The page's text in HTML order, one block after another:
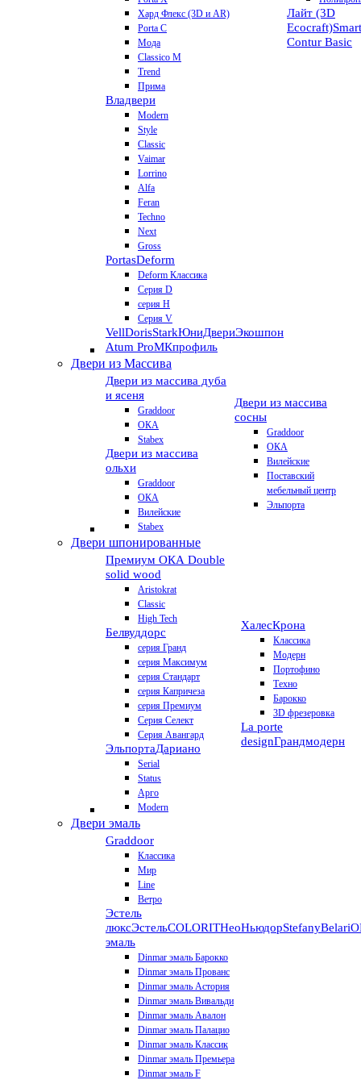
Хард Флекс (3D и AR)
Porta C
Мода
Classico M
Trend
Прима
Владвери
Modern
Style
Classic
Vaimar
Lorrino
Alfa
Feran
Techno
Next
Gross
PortasDeform
Deform Классика
Серия D
серия H
Серия V
VellDorisStarkЮниДвериЭкошпон
Atum ProМКпрофиль
Лайт (3D
Ecocraft)Smart
Contur Basic
Двери из Массива
Двери из массива дуба
и ясеня
Graddoor
ОКА
Stabex
Двери из массива
ольхи
Graddoor
ОКА
Вилейские
Stabex
Двери из массива
сосны
Graddoor
ОКА
Вилейские
Поставский
мебельный центр
Эльпорта
Двери шпонированные
Премиум ОКА Double
solid wood
Aristokrat
Classic
High Tech
Белвуддорс
серия Гранд
серия Максимум
серия Стандарт
серия Капричеза
серия Премиум
Серия Селект
Серия Авангард
ЭльпортаДариано
Serial
Status
Арго
Modern
ХалесКрона
Классика
Модерн
Портофино
Техно
Барокко
3D фрезеровка
La porte
designГрандмодерн
Двери эмаль
Graddoor
Классика
Мир
Line
Ветро
Эстель
люксЭстельCOLORITНеоНьюдорStefanyBelari
эмаль
Dinmar эмаль Барокко
Dinmar эмаль Прованс
Dinmar эмаль Астория
Dinmar эмаль Вивальди
Dinmar эмаль Авалон
Dinmar эмаль Палацио
Dinmar эмаль Классик
Dinmar эмаль Премьера
Dinmar эмаль F